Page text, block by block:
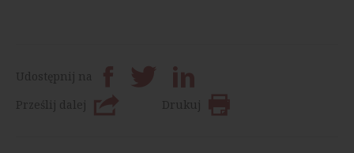
Udostępnij na
Prześlij dalej
Drukuj